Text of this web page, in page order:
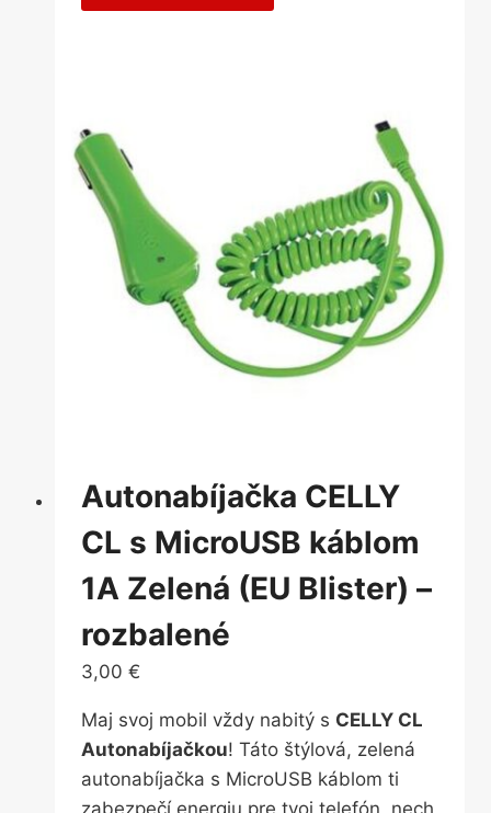
Autonabíjačka CELLY
CL s MicroUSB káblom
1A Zelená (EU Blister) –
rozbalené
3,00 €
Maj svoj mobil vždy nabitý s CELLY CL
Autonabíjačkou! Táto štýlová, zelená
autonabíjačka s MicroUSB káblom ti